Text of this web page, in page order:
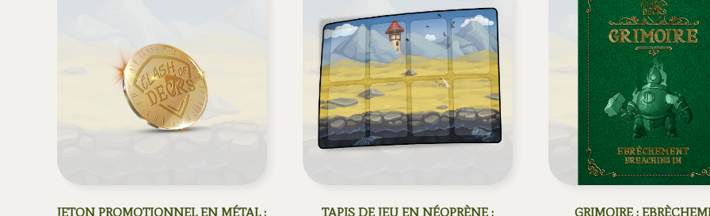
JETON PROMOTIONNEL EN MÉTAL : TAPIS DE JEU EN NÉOPRÈNE : GRIMOIRE :